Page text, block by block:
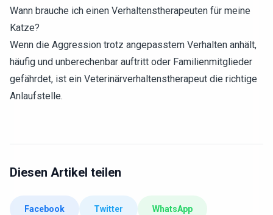
Wann brauche ich einen Verhaltenstherapeuten für meine
Katze?
Wenn die Aggression trotz angepasstem Verhalten anhält,
häufig und unberechenbar auftritt oder Familienmitglieder
gefährdet, ist ein Veterinärverhaltenstherapeut die richtige
Anlaufstelle.
Diesen Artikel teilen
Facebook Twitter WhatsApp